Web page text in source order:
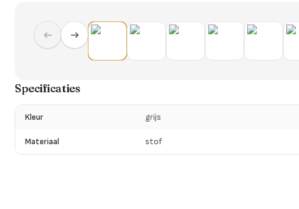
Specificaties
Kleur grijs
Materiaal stof